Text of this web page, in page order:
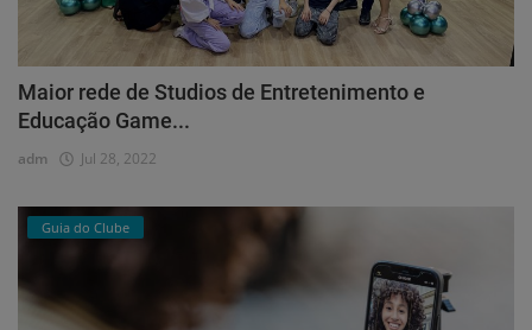
Maior rede de Studios de Entretenimento e
Educação Game...
adm Jul 28, 2022
Guia do Clube